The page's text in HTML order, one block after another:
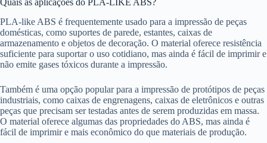
Quais as aplicações do PLA-LIKE ABS?
PLA-like ABS é frequentemente usado para a impressão de peças
domésticas, como suportes de parede, estantes, caixas de
armazenamento e objetos de decoração. O material oferece resistência
suficiente para suportar o uso cotidiano, mas ainda é fácil de imprimir e
não emite gases tóxicos durante a impressão.
Também é uma opção popular para a impressão de protótipos de peças
industriais, como caixas de engrenagens, caixas de eletrônicos e outras
peças que precisam ser testadas antes de serem produzidas em massa.
O material oferece algumas das propriedades do ABS, mas ainda é
fácil de imprimir e mais econômico do que materiais de produção.